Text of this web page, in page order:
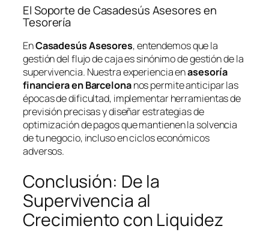
El Soporte de Casadesús Asesores en
Tesorería
EnCasadesús Asesores, entendemos que la
gestión del flujo de caja es sinónimo de gestión de la
supervivencia. Nuestra experiencia enasesoría
financiera en Barcelonanos permite anticipar las
épocas de dificultad, implementar herramientas de
previsión precisas y diseñar estrategias de
optimización de pagos que mantienen la solvencia
de tu negocio, incluso en ciclos económicos
adversos.
Conclusión: De la
Supervivencia al
Crecimiento con Liquidez